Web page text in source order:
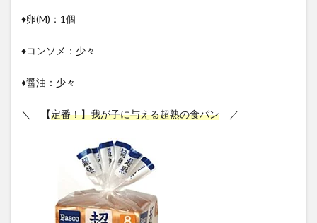
♦︎卵(M)：1個
♦︎コンソメ：少々
♦︎醤油：少々
＼ 【定番！】我が子に与える超熟の食パン ／